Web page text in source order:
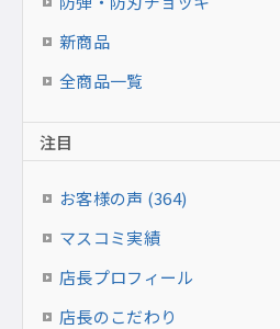
新商品
全商品一覧
注目
お客様の声 (364)
マスコミ実績
店長プロフィール
店長のこだわり